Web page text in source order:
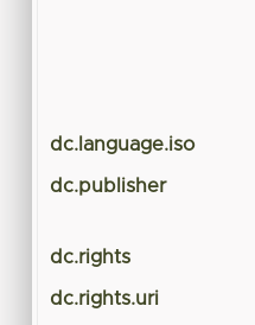
dc.language.iso
dc.publisher
dc.rights
dc.rights.uri